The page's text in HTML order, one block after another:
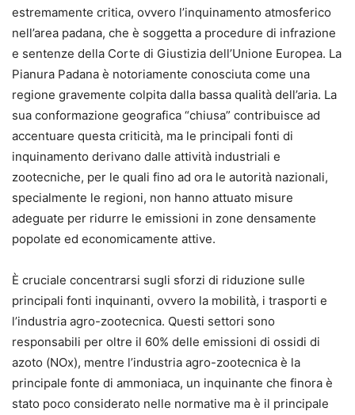
estremamente critica, ovvero l’inquinamento atmosferico
nell’area padana, che è soggetta a procedure di infrazione
e sentenze della Corte di Giustizia dell’Unione Europea. La
Pianura Padana è notoriamente conosciuta come una
regione gravemente colpita dalla bassa qualità dell’aria. La
sua conformazione geografica “chiusa” contribuisce ad
accentuare questa criticità, ma le principali fonti di
inquinamento derivano dalle attività industriali e
zootecniche, per le quali fino ad ora le autorità nazionali,
specialmente le regioni, non hanno attuato misure
adeguate per ridurre le emissioni in zone densamente
popolate ed economicamente attive.
È cruciale concentrarsi sugli sforzi di riduzione sulle
principali fonti inquinanti, ovvero la mobilità, i trasporti e
l’industria agro-zootecnica. Questi settori sono
responsabili per oltre il 60% delle emissioni di ossidi di
azoto (NOx), mentre l’industria agro-zootecnica è la
principale fonte di ammoniaca, un inquinante che finora è
stato poco considerato nelle normative ma è il principale